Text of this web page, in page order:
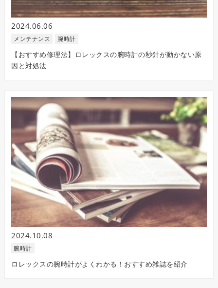
2024.06.06
メンテナンス 腕時計
【おすすめ修理法】ロレックスの腕時計の秒針が動かない原
因と対処法
2024.10.08
腕時計
ロレックスの腕時計がよくわかる！おすすめ雑誌を紹介